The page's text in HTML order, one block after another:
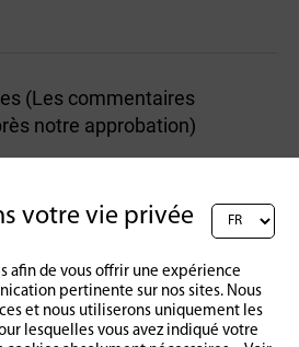
(Les commentaires
notre approbation)
:
votre vie privée
afin de vous offrir une expérience
pertinente sur nos sites. Nous
et nous utiliserons uniquement les
lesquelles vous avez indiqué votre